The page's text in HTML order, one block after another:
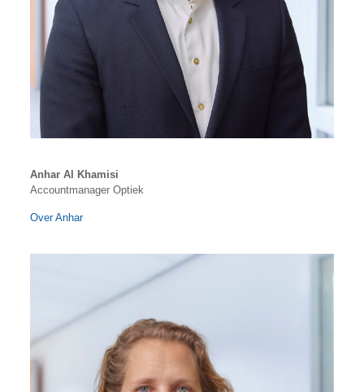
Anhar Al Khamisi
Accountmanager Optiek
Over Anhar